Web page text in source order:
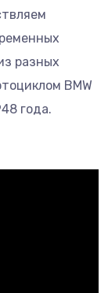
разных
BMW
года.